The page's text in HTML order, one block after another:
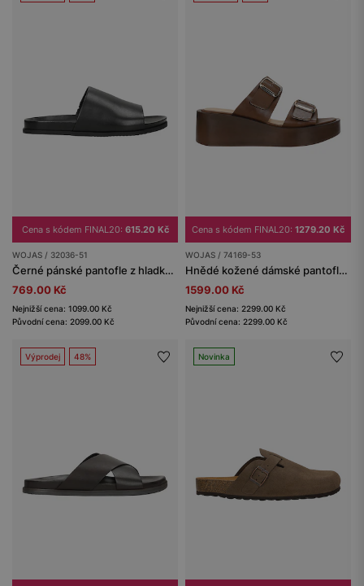
Cena s kódem FINAL20: 615.20 Kč
WOJAS / 32036-51
Černé pánské pantofle z hladké lícové kůže
769.00 Kč
Nejnižší cena: 1099.00 Kč
Původní cena: 2099.00 Kč
Cena s kódem FINAL20: 1279.20 Kč
WOJAS / 74169-53
Hnědé kožené dámské pantofle na nízkém klínovém podpatku
1599.00 Kč
Nejnižší cena: 2299.00 Kč
Původní cena: 2299.00 Kč
Výprodej 48% Novinka